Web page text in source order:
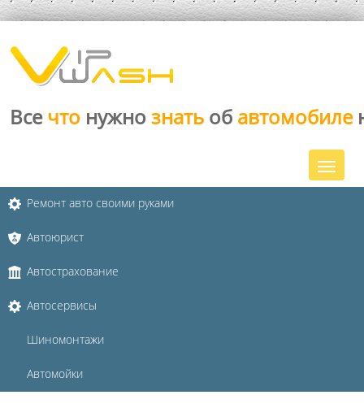
Все что нужно знать об автомобиле
Ремонт авто своими руками
Автоюрист
Автострахование
Автосервисы
Шиномонтажи
Автомойки